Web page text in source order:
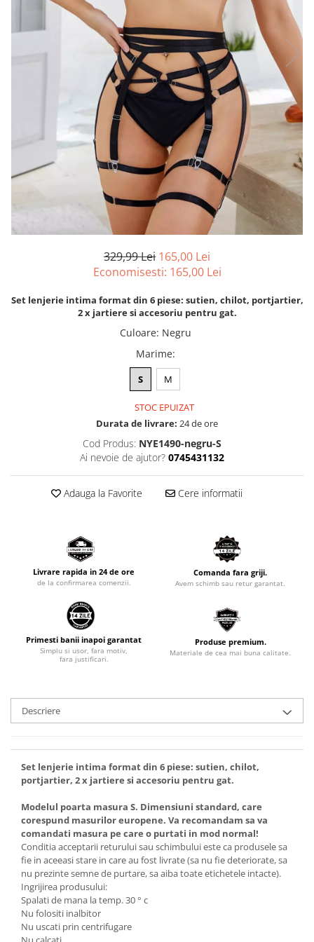
329,99 Lei 165,00 Lei
Economisesti: 165,00 Lei
Set lenjerie intima format din 6 piese: sutien, chilot, portjartier,
2 x jartiere si accesoriu pentru gat.
Culoare: Negru
Marime:
S M
STOC EPUIZAT
Durata de livrare: 24 de ore
Cod Produs: NYE1490-negru-S
Ai nevoie de ajutor? 0745431132
Adauga la Favorite Cere informatii
Livrare rapida in 24 de ore
de la confirmarea comenzii.
Comanda fara griji.
Avem schimb sau retur garantat.
Primesti banii inapoi garantat
Simplu si usor, fara motiv,
fara justificari.
Produse premium.
Materiale de cea mai buna calitate.
Descriere
Set lenjerie intima format din 6 piese: sutien, chilot,
portjartier, 2 x jartiere si accesoriu pentru gat.
Modelul poarta masura S. Dimensiuni standard, care
corespund masurilor europene. Va recomandam sa va
comandati masura pe care o purtati in mod normal!
Conditia acceptarii returului sau schimbului este ca produsele sa
fie in aceeasi stare in care au fost livrate (sa nu fie deteriorate, sa
nu prezinte semne de purtare, sa aiba toate etichetele intacte).
Ingrijirea produsului:
Spalati de mana la temp. 30 ° c
Nu folositi inalbitor
Nu uscati prin centrifugare